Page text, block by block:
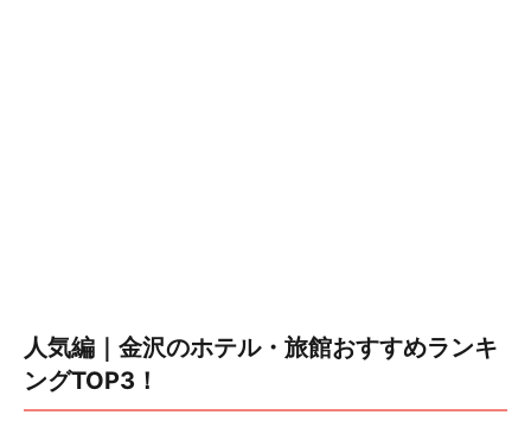
人気編｜金沢のホテル・旅館おすすめランキ
ングTOP3！